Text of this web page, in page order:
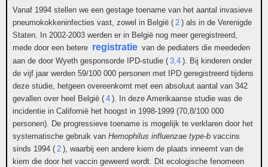
Vanaf 1994 stellen we een gestage toename van het aantal invasieve
pneumokokkeninfecties vast, zowel in België ( 2 ) als in de Verenigde
Staten. In 2002-2003 werden er in België nog meer geregistreerd,
mede door een betere registratie van de pediaters die meededen
aan de door Wyeth gesponsorde IPD-studie ( 3,4 ). Bij kinderen onder
de vijf jaar werden 59/100 000 personen met IPD geregistreerd tijdens
deze studie, hetgeen overeenkomt met een absoluut aantal van 342
gevallen over heel België ( 4 ). In deze Amerikaanse studie was de
incidentie in Californië het hoogst in 1998-1999 (70,8/100 000
personen). De progressieve toename is mogelijk te verklaren door het
systematische gebruik van Hemophilus influenzae type-b vaccins
sinds 1994 ( 2 ), waarbij een andere kiem de plaats inneemt van de
kiem die door het vaccin geweerd wordt. Dit ecologische fenomeen